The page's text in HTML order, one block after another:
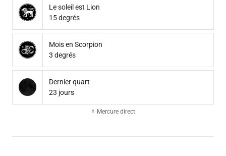
Le soleil est Lion
15 degrés
Mois en Scorpion
3 degrés
Dernier quart
23 jours
☿ Mercure direct